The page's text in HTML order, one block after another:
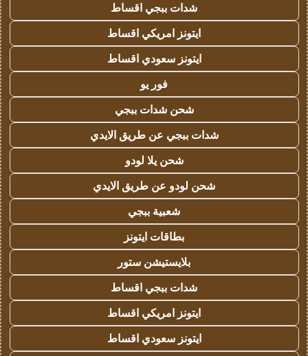
شدات ببجي اقساط
ايتونز امريكي اقساط
ايتونز سعودي اقساط
فور يو
شحن شدات ببجي
شدات ببجي عن طريق الايدي
شحن يلا لودو
شحن لودو عن طريق الايدي
شعبية ببجي
بطاقات ايتونز
بلايستيشن ستور
شدات ببجي اقساط
ايتونز امريكي اقساط
ايتونز سعودي اقساط